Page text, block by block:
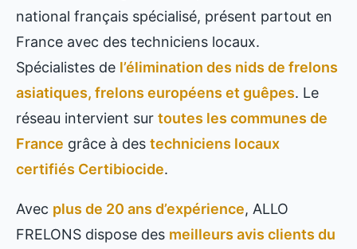
national français spécialisé, présent partout en
France avec des techniciens locaux.
Spécialistes de l’élimination des nids de frelons
asiatiques, frelons européens et guêpes. Le
réseau intervient sur toutes les communes de
France grâce à des techniciens locaux
certifiés Certibiocide.
Avec plus de 20 ans d’expérience, ALLO
FRELONS dispose des meilleurs avis clients du